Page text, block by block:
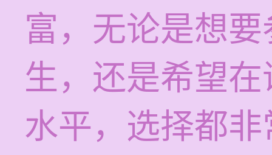
富，无论是想
生，还是希望
水平，选择都